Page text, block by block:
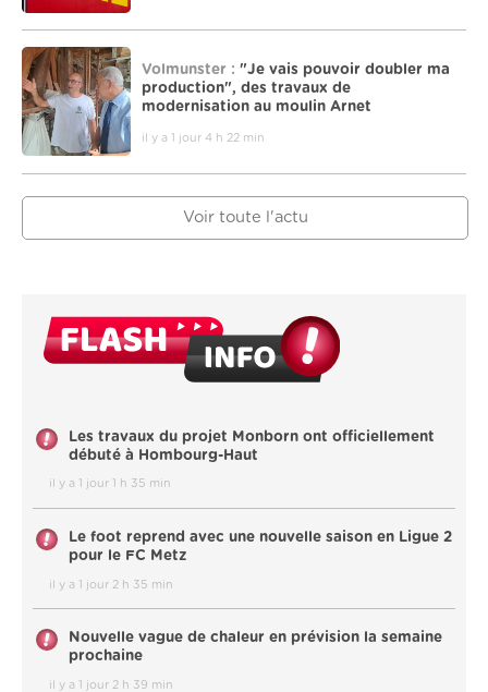
Volmunster : "Je vais pouvoir doubler ma
production", des travaux de
modernisation au moulin Arnet
il y a 1 jour 4 h 22 min
Voir toute l'actu
Les travaux du projet Monborn ont officiellement
débuté à Hombourg-Haut
il y a 1 jour 1 h 35 min
Le foot reprend avec une nouvelle saison en Ligue 2
pour le FC Metz
il y a 1 jour 2 h 35 min
Nouvelle vague de chaleur en prévision la semaine
prochaine
il y a 1 jour 2 h 39 min